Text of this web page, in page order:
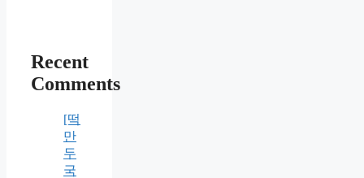
Recent
Comments
[떡
만
두
국